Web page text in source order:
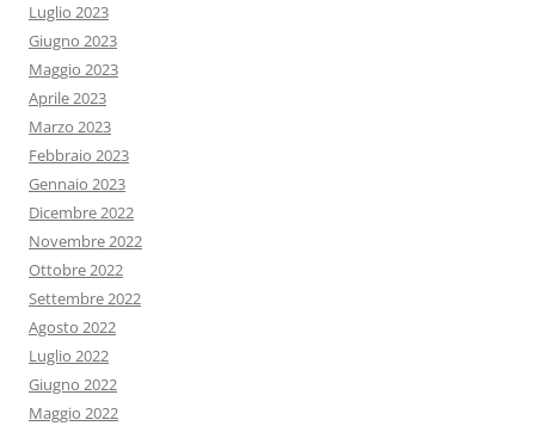
Luglio 2023
Giugno 2023
Maggio 2023
Aprile 2023
Marzo 2023
Febbraio 2023
Gennaio 2023
Dicembre 2022
Novembre 2022
Ottobre 2022
Settembre 2022
Agosto 2022
Luglio 2022
Giugno 2022
Maggio 2022